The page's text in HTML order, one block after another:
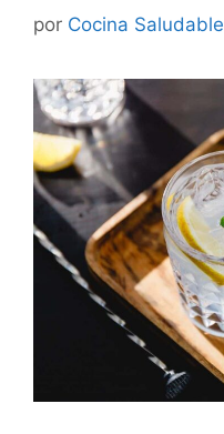
por Cocina Saludable